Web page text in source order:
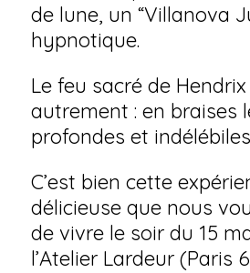
de lune, un “Villanova
hypnotique.
Le feu sacré de
autrement : en braises
profondes et
C’est bien cette
délicieuse que nous
de vivre le soir du 15
l’Atelier Lardeur (Paris